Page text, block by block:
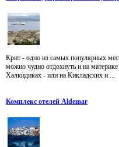
Крит - одно из самых популярных
можно чудно отдохнуть и на
Халкидиках - или на Кикладских и ...
Комплекс отелей Aldemar